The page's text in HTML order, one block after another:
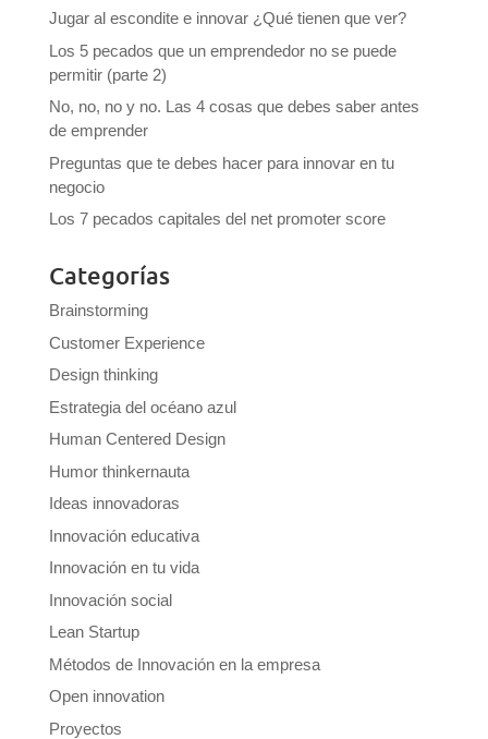
Jugar al escondite e innovar ¿Qué tienen que ver?
Los 5 pecados que un emprendedor no se puede
permitir (parte 2)
No, no, no y no. Las 4 cosas que debes saber antes
de emprender
Preguntas que te debes hacer para innovar en tu
negocio
Los 7 pecados capitales del net promoter score
Categorías
Brainstorming
Customer Experience
Design thinking
Estrategia del océano azul
Human Centered Design
Humor thinkernauta
Ideas innovadoras
Innovación educativa
Innovación en tu vida
Innovación social
Lean Startup
Métodos de Innovación en la empresa
Open innovation
Proyectos